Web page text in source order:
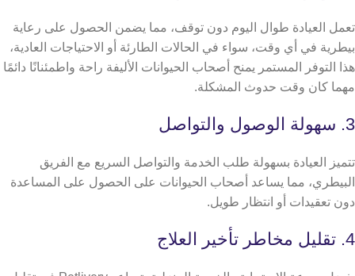
تعمل العيادة طوال اليوم دون توقف، مما يضمن الحصول على رعاية
بيطرية في أي وقت، سواء في الحالات الطارئة أو الاحتياجات العادية،
هذا التوفر المستمر يمنح أصحاب الحيوانات الأليفة راحة واطمئنانًا دائمًا
مهما كان وقت حدوث المشكلة.
3. سهولة الوصول والتواصل
تتميز العيادة بسهولة طلب الخدمة والتواصل السريع مع الفريق
البيطري، مما يساعد أصحاب الحيوانات على الحصول على المساعدة
دون تعقيدات أو انتظار طويل.
4. تقليل مخاطر تأخير العلاج